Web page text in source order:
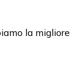
la migliore